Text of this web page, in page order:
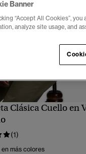
Clásica Cuello en
(1)
en más colores
Banner
“Accept All Cookies”,
analyze site usage, and